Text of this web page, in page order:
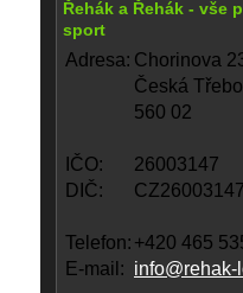
Řehák a Řehák - vše
sport
Adresa: Chorinova
Česká
560 02
IČO:
26003147
DIČ:
CZ26003147
Telefon: +420 465
E-mail: info@rehak-